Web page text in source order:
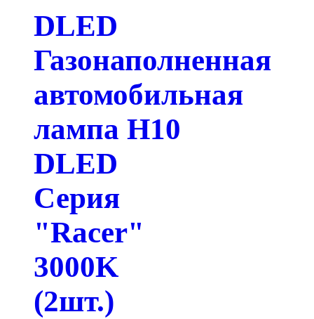
DLED
Газонаполненная
автомобильная
лампа H10
DLED
Серия
"Racer"
3000K
(2шт.)